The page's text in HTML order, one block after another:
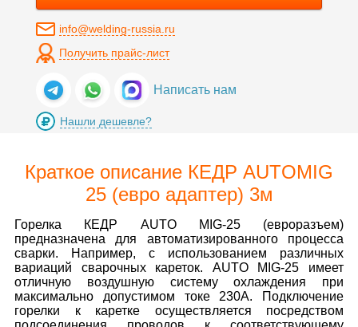
info@welding-russia.ru
Получить прайс-лист
Написать нам
Нашли дешевле?
Краткое описание КЕДР AUTOMIG
25 (евро адаптер) 3м
Горелка КЕДР AUTO MIG-25 (евроразъем)
предназначена для автоматизированного процесса
сварки. Например, с использованием различных
вариаций сварочных кареток. AUTO MIG-25 имеет
отличную воздушную систему охлаждения при
максимально допустимом токе 230А. Подключение
горелки к каретке осуществляется посредством